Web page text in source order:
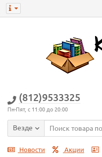
(812)9533325
Пн-Пят, с 11:00 до 20:00
Везде
Новости Акции